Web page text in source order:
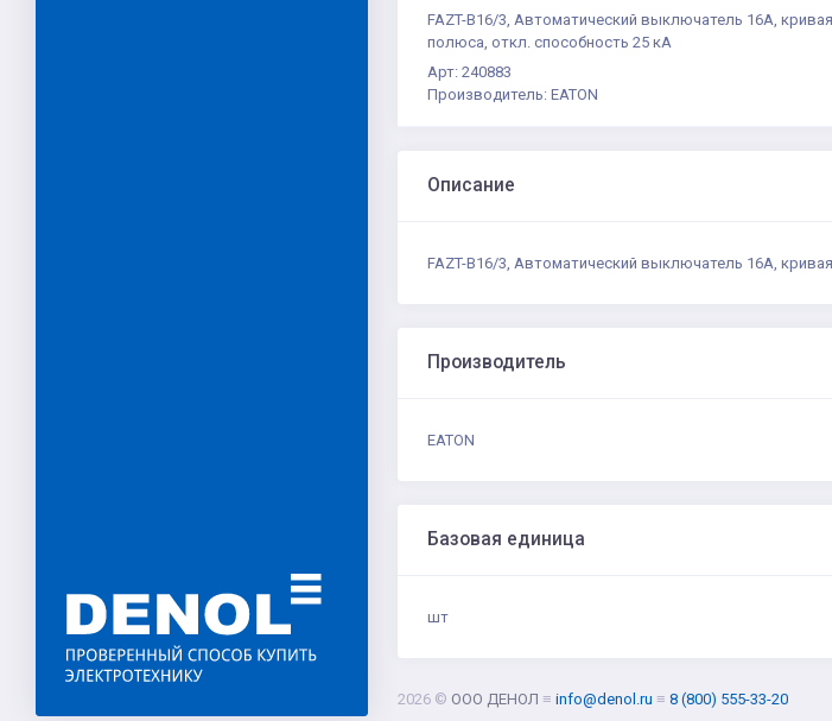
FAZT-B16/3, Автоматический выключатель 16А,
полюса, откл. способность 25 кА
Арт: 240883
Производитель: EATON
Описание
FAZT-B16/3, Автоматический выключатель 16А,
Производитель
EATON
Базовая единица
шт
2026 © ООО ДЕНОЛ ≡ info@denol.ru ≡ 8 (800) 555-33-20